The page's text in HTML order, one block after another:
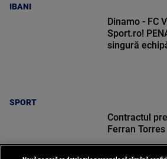
IBANI
SPORT
Dinamo - FC
Sport.ro!
singură
Contractul
Ferran Torres